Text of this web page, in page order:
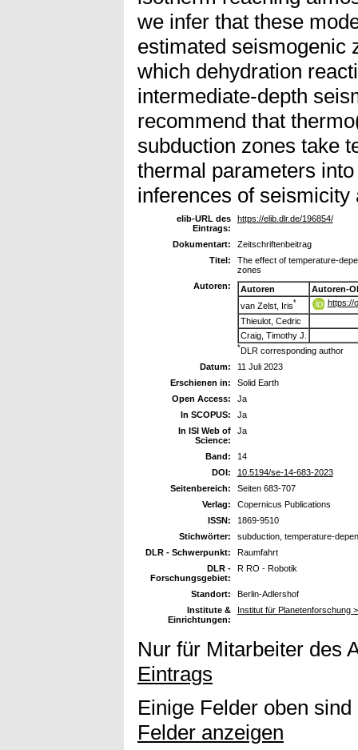
we infer that these
estimated seismogenic
which dehydration
intermediate-depth
recommend that
subduction zones take
thermal parameters
inferences of seismicity
elib-URL des
Eintrags:
https://elib.dlr.de/196854/
Dokumentart:
Zeitschriftenbeitrag
Titel:
The effect of temperature-
zones
Autoren:
Autoren
Autoren-
van Zelst, Iris*
https://
Thieulot, Cedric
Craig, Timothy J.
*DLR corresponding author
Datum:
11 Juli 2023
Erschienen in:
Solid Earth
Open Access:
Ja
In SCOPUS:
Ja
In ISI Web of
Science:
Ja
Band:
14
DOI:
10.5194/se-14-683-2023
Seitenbereich:
Seiten 683-707
Verlag:
Copernicus Publications
ISSN:
1869-9510
Stichwörter:
subduction, temperature-
DLR - Schwerpunkt:
Raumfahrt
DLR -
Forschungsgebiet:
R RO - Robotik
Standort:
Berlin-Adlershof
Institute &
Einrichtungen:
Institut für Planetenforschung
Nur für Mitarbeiter des
Eintrags
Einige Felder oben
Felder anzeigen